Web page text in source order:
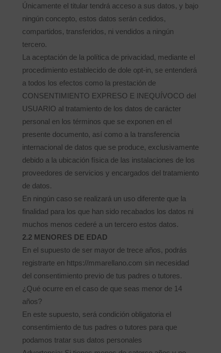
Únicamente el titular tendrá acceso a sus datos, y bajo
ningún concepto, estos datos serán cedidos,
compartidos, transferidos, ni vendidos a ningún
tercero.
La aceptación de la política de privacidad, mediante el
procedimiento establecido de dole opt-in, se entenderá
a todos los efectos como la prestación de
CONSENTIMIENTO EXPRESO E INEQUÍVOCO del
USUARIO al tratamiento de los datos de carácter
personal en los términos que se exponen en el
presente documento, así como a la transferencia
internacional de datos que se produce, exclusivamente
debido a la ubicación física de las instalaciones de los
proveedores de servicios y encargados del tratamiento
de datos.
En ningún caso se realizará un uso diferente que la
finalidad para los que han sido recabados los datos ni
muchos menos cederé a un tercero estos datos.
2.2 MENORES DE EDAD
En el supuesto de ser mayor de trece años, podrás
registrarte en https://mmarellano.com sin necesidad
del consentimiento previo de tus padres o tutores.
¿Qué ocurre en el caso de que seas menor de 14
años?
En este supuesto, será condición obligatoria el
consentimiento de tus padres o tutores para que
podamos tratar sus datos personales